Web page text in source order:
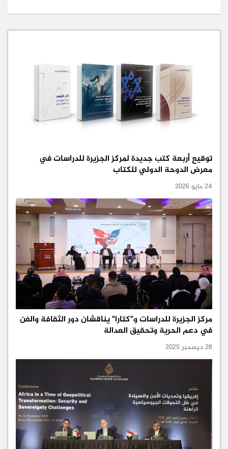
توقيع أربعة كتب جديدة لمركز الجزيرة للدراسات في
معرض الدوحة الدولي للكتاب
24 مايو 2026
مركز الجزيرة للدراسات و"كتارا" يناقشان دور الثقافة والفن
في دعم الحرية وتحقيق العدالة
28 ديسمبر 2025